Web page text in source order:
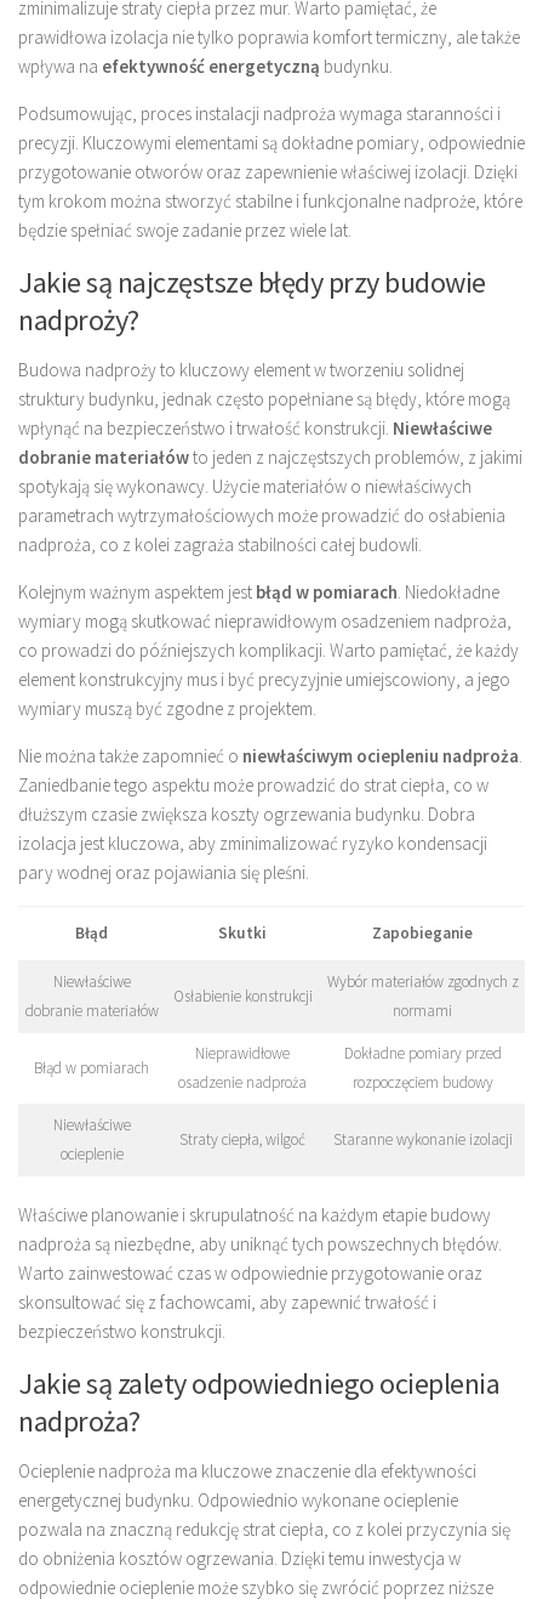
zminimalizuje straty ciepła przez mur. Warto pamiętać, że
prawidłowa izolacja nie tylko poprawia komfort termiczny, ale także
wpływa na efektywność energetyczną budynku.
Podsumowując, proces instalacji nadproża wymaga staranności i
precyzji. Kluczowymi elementami są dokładne pomiary, odpowiednie
przygotowanie otworów oraz zapewnienie właściwej izolacji. Dzięki
tym krokom można stworzyć stabilne i funkcjonalne nadproże, które
będzie spełniać swoje zadanie przez wiele lat.
Jakie są najczęstsze błędy przy budowie
nadproży?
Budowa nadproży to kluczowy element w tworzeniu solidnej
struktury budynku, jednak często popełniane są błędy, które mogą
wpłynąć na bezpieczeństwo i trwałość konstrukcji. Niewłaściwe
dobranie materiałówto jeden z najczęstszych problemów, z jakimi
spotykają się wykonawcy. Użycie materiałów o niewłaściwych
parametrach wytrzymałościowych może prowadzić do osłabienia
nadproża, co z kolei zagraża stabilności całej budowli.
Kolejnym ważnym aspektem jest błąd w pomiarach. Niedokładne
wymiary mogą skutkować nieprawidłowym osadzeniem nadproża,
co prowadzi do późniejszych komplikacji. Warto pamiętać, że każdy
element konstrukcyjny mus i być precyzyjnie umiejscowiony, a jego
wymiary muszą być zgodne z projektem.
Nie można także zapomnieć o niewłaściwym ociepleniu nadproża.
Zaniedbanie tego aspektu może prowadzić do strat ciepła, co w
dłuższym czasie zwiększa koszty ogrzewania budynku. Dobra
izolacja jest kluczowa, aby zminimalizować ryzyko kondensacji
pary wodnej oraz pojawiania się pleśni.
Błąd Skutki Zapobieganie
Niewłaściwe
dobranie materiałów
Osłabienie konstrukcji
Wybór materiałów zgodnych z
normami
Błąd w pomiarach
Nieprawidłowe
osadzenie nadproża
Dokładne pomiary przed
rozpoczęciem budowy
Niewłaściwe
ocieplenie
Straty ciepła, wilgoć Staranne wykonanie izolacji
Właściwe planowanie i skrupulatność na każdym etapie budowy
nadproża są niezbędne, aby uniknąć tych powszechnych błędów.
Warto zainwestować czas w odpowiednie przygotowanie oraz
skonsultować się z fachowcami, aby zapewnić trwałość i
bezpieczeństwo konstrukcji.
Jakie są zalety odpowiedniego ocieplenia
nadproża?
Ocieplenie nadproża ma kluczowe znaczenie dla efektywności
energetycznej budynku. Odpowiednio wykonane ocieplenie
pozwala na znaczną redukcję strat ciepła, co z kolei przyczynia się
do obniżenia kosztów ogrzewania. Dzięki temu inwestycja w
odpowiednie ocieplenie może szybko się zwrócić poprzez niższe